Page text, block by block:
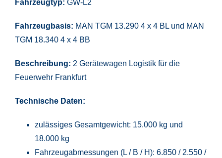
Fahrzeugtyp: GW-L2
Fahrzeugbasis: MAN TGM 13.290 4 x 4 BL und MAN
TGM 18.340 4 x 4 BB
Beschreibung: 2 Gerätewagen Logistik für die
Feuerwehr Frankfurt
Technische Daten:
zulässiges Gesamtgewicht: 15.000 kg und
18.000 kg
Fahrzeugabmessungen (L / B / H): 6.850 / 2.550 /